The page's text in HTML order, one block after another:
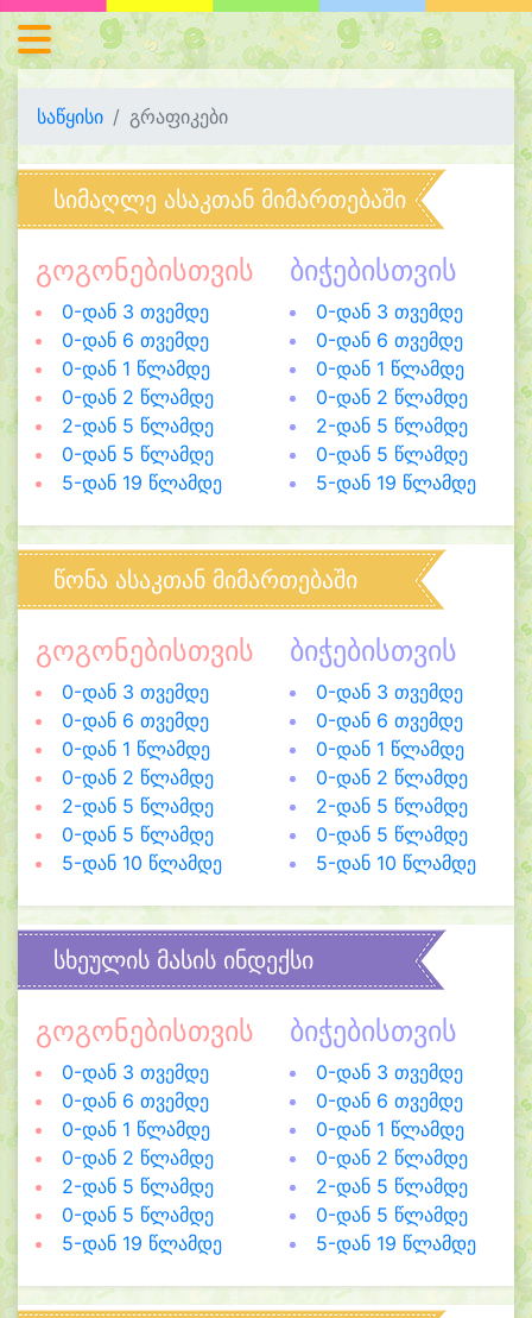
საწყისი გრაფიკები
სიმაღლე ასაკთან მიმართებაში
გოგონებისთვის
0-დან 3 თვემდე
0-დან 6 თვემდე
0-დან 1 წლამდე
0-დან 2 წლამდე
2-დან 5 წლამდე
0-დან 5 წლამდე
5-დან 19 წლამდე
ბიჭებისთვის
0-დან 3 თვემდე
0-დან 6 თვემდე
0-დან 1 წლამდე
0-დან 2 წლამდე
2-დან 5 წლამდე
0-დან 5 წლამდე
5-დან 19 წლამდე
წონა ასაკთან მიმართებაში
გოგონებისთვის
0-დან 3 თვემდე
0-დან 6 თვემდე
0-დან 1 წლამდე
0-დან 2 წლამდე
2-დან 5 წლამდე
0-დან 5 წლამდე
5-დან 10 წლამდე
ბიჭებისთვის
0-დან 3 თვემდე
0-დან 6 თვემდე
0-დან 1 წლამდე
0-დან 2 წლამდე
2-დან 5 წლამდე
0-დან 5 წლამდე
5-დან 10 წლამდე
სხეულის მასის ინდექსი
გოგონებისთვის
0-დან 3 თვემდე
0-დან 6 თვემდე
0-დან 1 წლამდე
0-დან 2 წლამდე
2-დან 5 წლამდე
0-დან 5 წლამდე
5-დან 19 წლამდე
ბიჭებისთვის
0-დან 3 თვემდე
0-დან 6 თვემდე
0-დან 1 წლამდე
0-დან 2 წლამდე
2-დან 5 წლამდე
0-დან 5 წლამდე
5-დან 19 წლამდე